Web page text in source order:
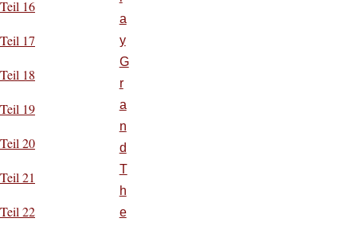
Teil 16
Teil 17
Teil 18
Teil 19
Teil 20
Teil 21
Teil 22
a
y
G
r
a
n
d
T
h
e